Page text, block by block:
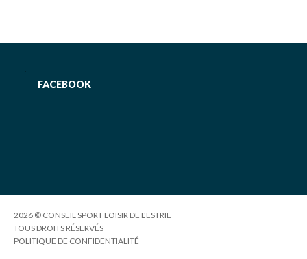
FACEBOOK
2026 © CONSEIL SPORT LOISIR DE L'ESTRIE
TOUS DROITS RÉSERVÉS
POLITIQUE DE CONFIDENTIALITÉ